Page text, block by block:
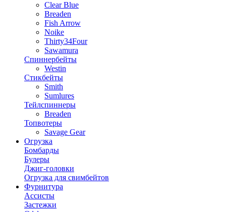
Clear Blue
Breaden
Fish Arrow
Noike
Thirty34Four
Sawamura
Спиннербейты
Westin
Стикбейты
Smith
Sumlures
Тейлспиннеры
Breaden
Топвотеры
Savage Gear
Огрузка
Бомбарды
Булеры
Джиг-головки
Огрузка для свимбейтов
Фурнитура
Ассисты
Застежки